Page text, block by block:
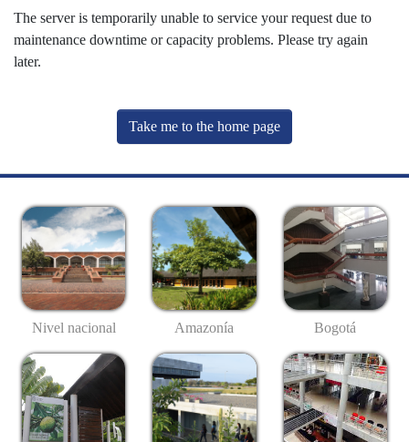
The server is temporarily unable to service your request due to
maintenance downtime or capacity problems. Please try again
later.
Take me to the home page
Nivel nacional Amazonía Bogotá